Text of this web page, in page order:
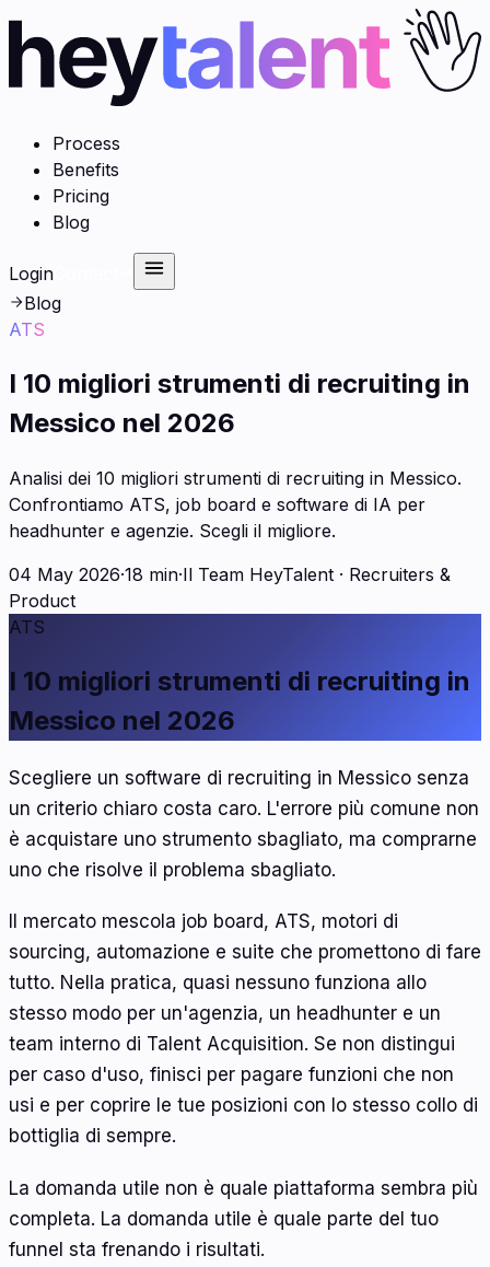
Process
Benefits
Pricing
Blog
Login
Blog
ATS
I 10 migliori strumenti di recruiting in
Messico nel 2026
Analisi dei 10 migliori strumenti di recruiting in Messico.
Confrontiamo ATS, job board e software di IA per
headhunter e agenzie. Scegli il migliore.
04 May 2026·18 min·Il Team HeyTalent · Recruiters &
Product
ATS
I 10 migliori strumenti di recruiting in
Messico nel 2026
Scegliere un software di recruiting in Messico senza
un criterio chiaro costa caro. L'errore più comune non
è acquistare uno strumento sbagliato, ma comprarne
uno che risolve il problema sbagliato.
Il mercato mescola job board, ATS, motori di
sourcing, automazione e suite che promettono di fare
tutto. Nella pratica, quasi nessuno funziona allo
stesso modo per un'agenzia, un headhunter e un
team interno di Talent Acquisition. Se non distingui
per caso d'uso, finisci per pagare funzioni che non
usi e per coprire le tue posizioni con lo stesso collo di
bottiglia di sempre.
La domanda utile non è quale piattaforma sembra più
completa. La domanda utile è quale parte del tuo
funnel sta frenando i risultati.